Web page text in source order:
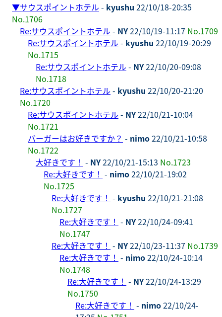
▼サウスポイントホテル - kyushu 22/10/18-20:35
No.1706
Re:サウスポイントホテル - NY22/10/19-11:17 No.1709
Re:サウスポイントホテル - kyushu 22/10/19-20:29
No.1715
Re:サウスポイントホテル - NY22/10/20-09:08
No.1718
Re:サウスポイントホテル - kyushu 22/10/20-21:20
No.1720
Re:サウスポイントホテル - NY22/10/21-10:04
No.1721
バーガーはお好きですか？ - nimo22/10/21-10:58
No.1722
大好きです！ - NY22/10/21-15:13 No.1723
Re:大好きです！ - nimo22/10/21-19:02
No.1725
Re:大好きです！ - kyushu 22/10/21-21:08
No.1727
Re:大好きです！ - NY22/10/24-09:41
No.1747
Re:大好きです！ - NY22/10/23-11:37 No.1739
Re:大好きです！ - nimo22/10/24-10:14
No.1748
Re:大好きです！ - NY22/10/24-13:29
No.1750
Re:大好きです！ - nimo22/10/24-